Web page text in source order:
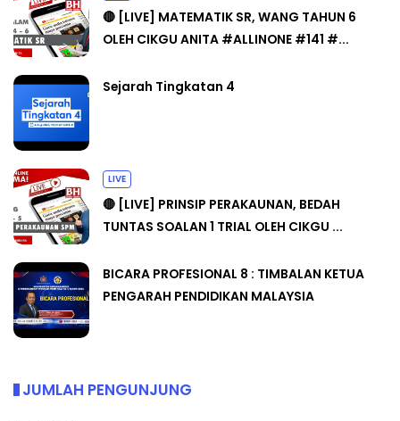
🔴 [LIVE] MATEMATIK SR, WANG TAHUN 6
OLEH CIKGU ANITA #ALLINONE #141 #...
Sejarah Tingkatan 4
LIVE
🔴 [LIVE] PRINSIP PERAKAUNAN, BEDAH
TUNTAS SOALAN 1 TRIAL OLEH CIKGU ...
BICARA PROFESIONAL 8 : TIMBALAN KETUA
PENGARAH PENDIDIKAN MALAYSIA
JUMLAH PENGUNJUNG